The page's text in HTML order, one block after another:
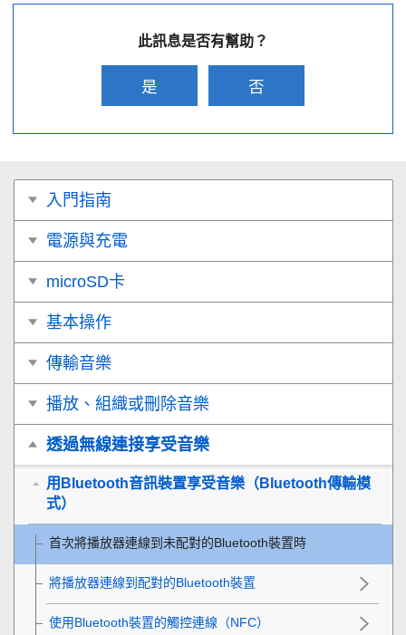
此訊息是否有幫助？
是 否
入門指南
電源與充電
microSD卡
基本操作
傳輸音樂
播放、組織或刪除音樂
透過無線連接享受音樂
用Bluetooth音訊裝置享受音樂（Bluetooth傳輸模
式）
首次將播放器連線到未配對的Bluetooth裝置時
將播放器連線到配對的Bluetooth裝置
使用Bluetooth裝置的觸控連線（NFC）